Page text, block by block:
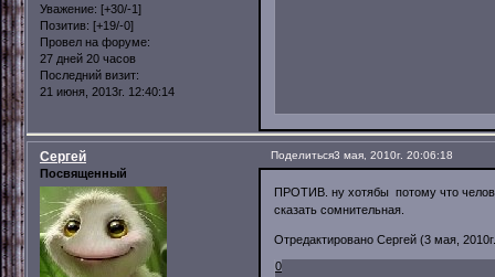
Уважение: [+30/-1]
Позитив: [+19/-0]
Провел на форуме:
27 дней 20 часов
Последний визит:
21 июня, 2013г. 12:40:14
Поделиться3 мая, 2010г. 20:06:18
Сергей
Посвященный
ПРОТИВ. ну хотябы потому что
сказать сомнительная.
Отредактировано Сергей (3 мая,
0